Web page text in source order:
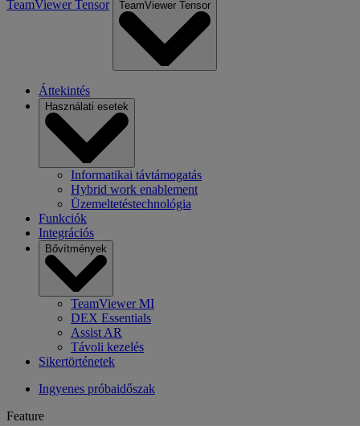
TeamViewer Tensor TeamViewer Tensor
Áttekintés
Használati esetek
Informatikai távtámogatás
Hybrid work enablement
Üzemeltetéstechnológia
Funkciók
Integrációs
Bővítmények
TeamViewer MI
DEX Essentials
Assist AR
Távoli kezelés
Sikertörténetek
Ingyenes próbaidőszak
Feature